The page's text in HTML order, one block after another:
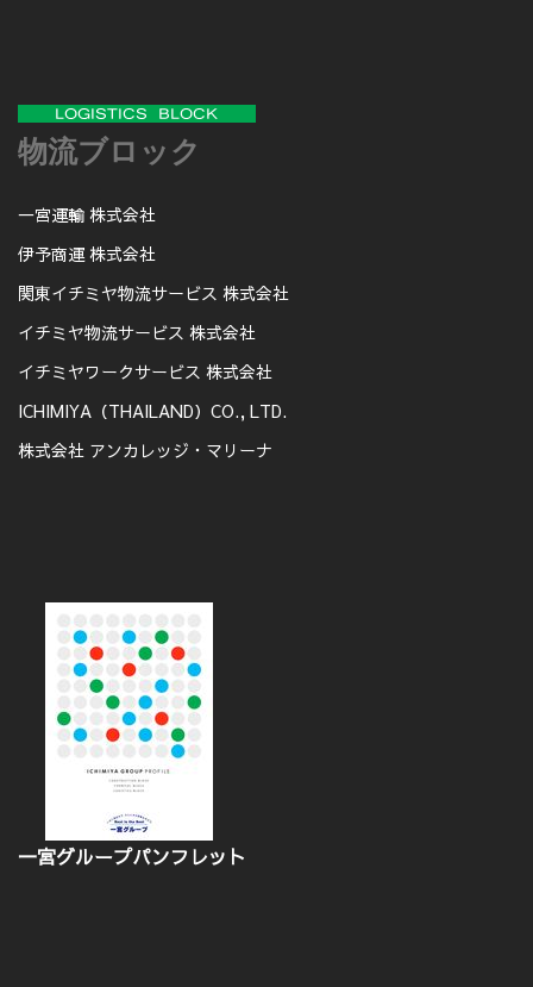
物流ブロック
一宮運輸 株式会社
伊予商運 株式会社
関東イチミヤ物流サービス 株式会社
イチミヤ物流サービス 株式会社
イチミヤワークサービス 株式会社
ICHIMIYA（THAILAND）CO., LTD.
株式会社 アンカレッジ・マリーナ
一宮グループパンフレット